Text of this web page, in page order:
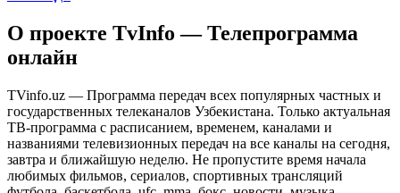
О проекте TvInfo — Телепрограмма
онлайн
TVinfo.uz — Программа передач всех популярных частных и
государственных телеканалов Узбекистана. Только актуальная
ТВ-программа с расписанием, временем, каналами и
названиями телевизионных передач на все каналы на сегодня,
завтра и ближайшую неделю. Не пропустите время начала
любимых фильмов, сериалов, спортивных трансляций